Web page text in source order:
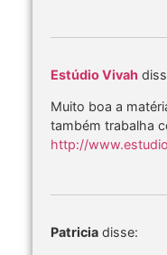
Estúdio Vivah
Muito boa a
também trabalha
http://
Patricia disse: